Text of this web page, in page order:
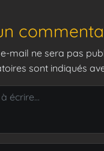
mail ne sera pas
sont indiqués